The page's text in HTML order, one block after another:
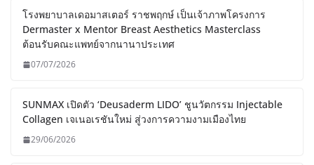
โรงพยาบาลเดอมาสเตอร์ ราชพฤกษ์ เป็นเจ้าภาพโครงการ
Dermaster x Mentor Breast Aesthetics Masterclass
ต้อนรับคณะแพทย์จากนานาประเทศ
07/07/2026
SUNMAX เปิดตัว ‘Deusaderm LIDO’ ชูนวัตกรรม Injectable
Collagen เจเนอเรชันใหม่ สู่วงการความงามเมืองไทย
29/06/2026